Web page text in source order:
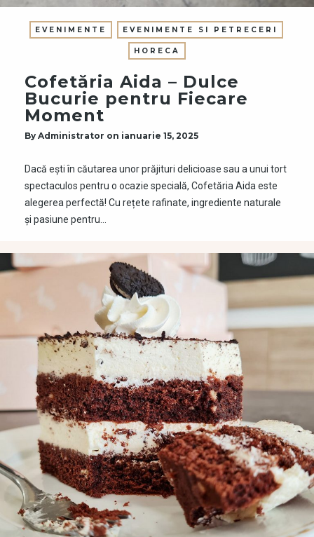
EVENIMENTE EVENIMENTE SI PETRECERI
HORECA
Cofetăria Aida – Dulce
Bucurie pentru Fiecare
Moment
By Administrator on ianuarie 15, 2025
Dacă ești în căutarea unor prăjituri delicioase sau a unui tort
spectaculos pentru o ocazie specială, Cofetăria Aida este
alegerea perfectă! Cu rețete rafinate, ingrediente naturale
și pasiune pentru…